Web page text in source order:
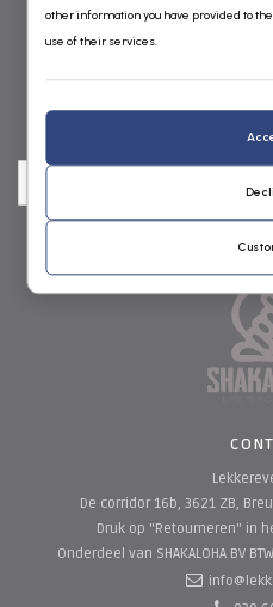
De corridor 16b, 3621 ZB,
Druk op "Retourneren" in
Onderdeel van SHAKALOHA BV
other information you have provided to
use of their services.